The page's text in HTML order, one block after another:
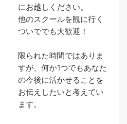
にお越しください。
他のスクールを観に行く
ついででも大歓迎！
限られた時間ではありま
すが、何か1つでもあなた
の今後に活かせることを
お伝えしたいと考えてい
ます。